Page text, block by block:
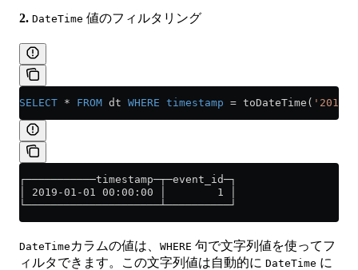
2. DateTime 値のフィルタリング
SELECT * FROM dt WHERE timestamp = toDateTime( '2019-
┌───────────timestamp─┬─event_id─┐
│ 2019-01-01 00:00:00 │        1 │
└─────────────────────┴──────────┘
DateTime カラムの値は、 WHERE 句で文字列値を使ってフ
ィルタできます。この文字列値は自動的に DateTime に